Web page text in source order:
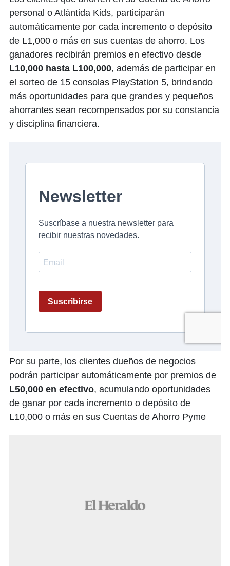
personal o Atlántida Kids, participarán
automáticamente por cada incremento o depósito
de L1,000 o más en sus cuentas de ahorro. Los
ganadores recibirán premios en efectivo desde
L10,000 hasta L100,000, además de participar en
el sorteo de 15 consolas PlayStation 5, brindando
más oportunidades para que grandes y pequeños
ahorrantes sean recompensados por su constancia
y disciplina financiera.
Por su parte, los clientes dueños de negocios
podrán participar automáticamente por premios de
L50,000 en efectivo, acumulando oportunidades
de ganar por cada incremento o depósito de
L10,000 o más en sus Cuentas de Ahorro Pyme